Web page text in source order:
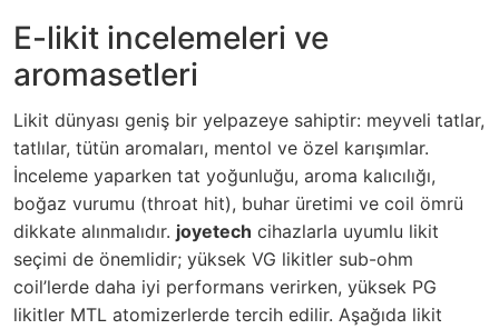
E-likit incelemeleri ve
aromasetleri
Likit dünyası geniş bir yelpazeye sahiptir: meyveli tatlar,
tatlılar, tütün aromaları, mentol ve özel karışımlar.
İnceleme yaparken tat yoğunluğu, aroma kalıcılığı,
boğaz vurumu (throat hit), buhar üretimi ve coil ömrü
dikkate alınmalıdır. joyetech cihazlarla uyumlu likit
seçimi de önemlidir; yüksek VG likitler sub-ohm
coil’lerde daha iyi performans verirken, yüksek PG
likitler MTL atomizerlerde tercih edilir. Aşağıda likit